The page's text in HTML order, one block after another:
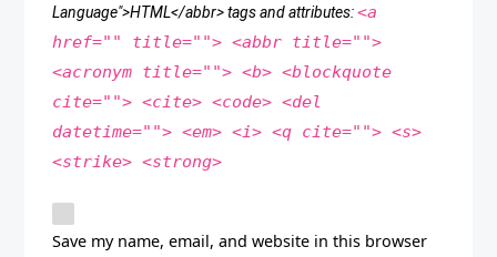
Language">HTML</abbr> tags and attributes:<a
href="" title=""> <abbr title="">
<acronym title=""> <b> <blockquote
cite=""> <cite> <code> <del
datetime=""> <em> <i> <q cite=""> <s>
<strike> <strong>
Save my name, email, and website in this browser